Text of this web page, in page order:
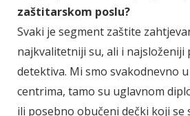
zaštitarskom poslu?
Svaki je segment zaštite
najkvalitetniji su, ali i najsloženiji
detektiva. Mi smo svakodnevno
centrima, tamo su uglavnom
ili posebno obučeni dečki koji se